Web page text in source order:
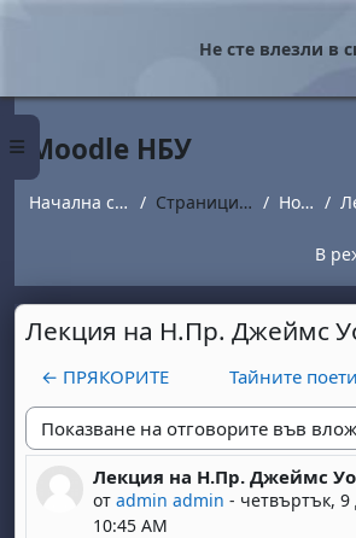
Страничен панел
Не сте влезли в
Moodle НБУ
Начална страница Страници от сайта Новини
В
Лекция на Н.Пр. Джеймс
← ПРЯКОРИТЕ Тайните
Начин на показване
Лекция на Н.Пр. Джеймс
отadmin admin - четвъртък, 9
10:45 AM
Number of replies: 0